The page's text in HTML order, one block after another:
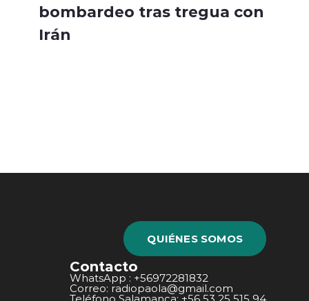
bombardeo tras tregua con
Irán
QUIÉNES SOMOS
Contacto
WhatsApp : +56972281832
Correo: radiopaola@gmail.com